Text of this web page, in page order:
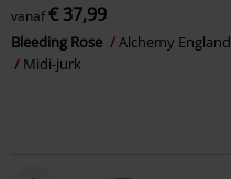
vanaf€ 37,99
Bleeding Rose
Alchemy England
Midi-jurk